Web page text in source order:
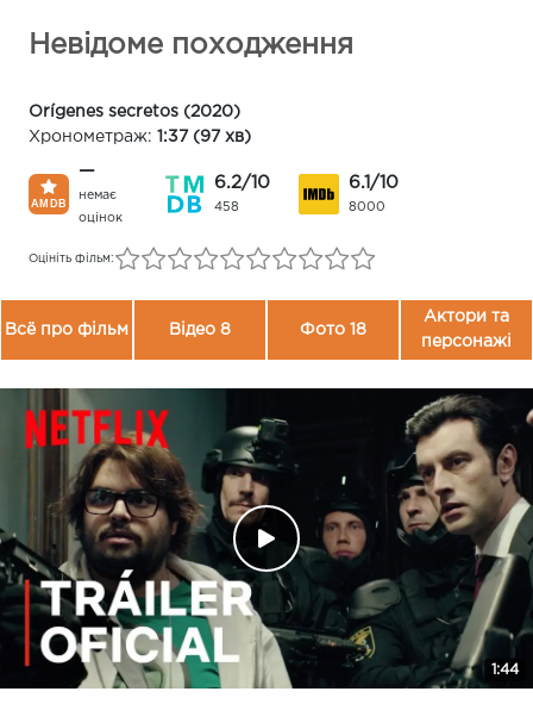
Невідоме походження
Orígenes secretos (2020)
Хронометраж: 1:37 (97 хв)
—
немає
оцінок
6.2/10
458
6.1/10
8000
Оцініть фільм:
Всё про фільм Відео 8 Фото 18
Актори та
персонажі
1:44